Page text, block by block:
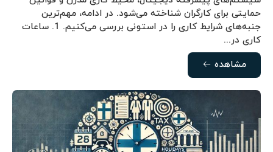
حمایتی برای کارگران شناخته می‌شود. در ادامه، مهم‌ترین
جنبه‌های شرایط کاری را در استونی بررسی می‌کنیم. 1. ساعات
کاری در...
مشاهده